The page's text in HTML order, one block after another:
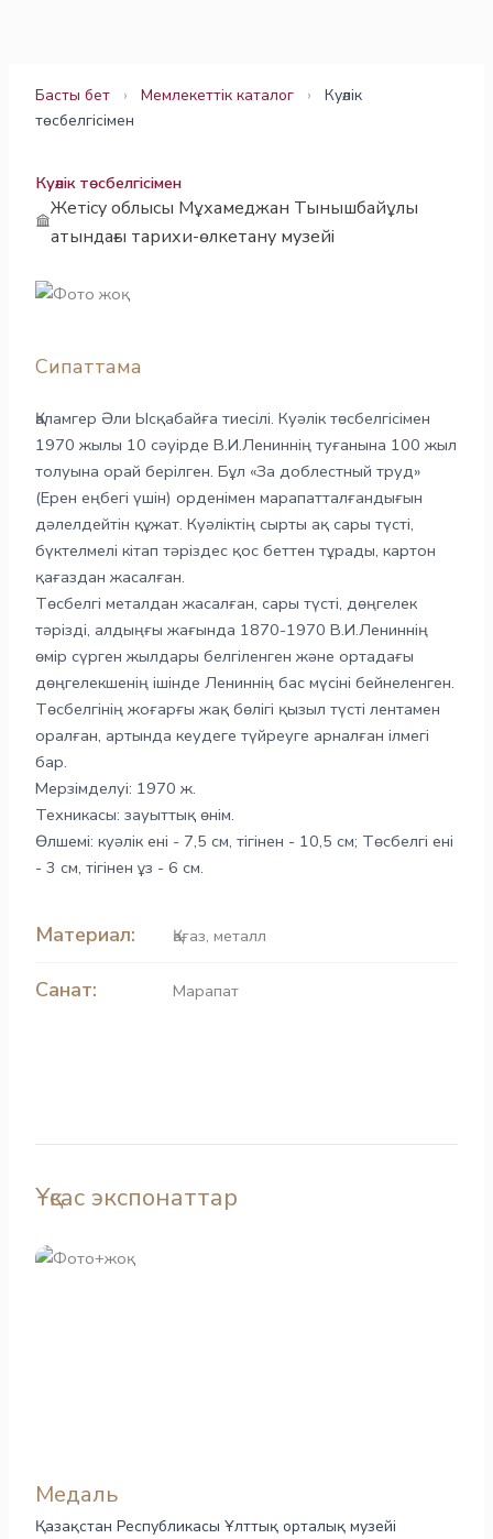
Басты бет › Мемлекеттік каталог ›
Куәлік
төсбелгісімен
Куәлік төсбелгісімен
Жетісу облысы Мұхамеджан Тынышбайұлы
атындағы тарихи-өлкетану музейі
Сипаттама
Қаламгер Әли Ысқабайға тиесілі. Куәлік төсбелгісімен
1970 жылы 10 сәуірде В.И.Лениннің туғанына 100 жыл
толуына орай берілген. Бұл «За доблестный труд»
(Ерен еңбегі үшін) орденімен марапатталғандығын
дәлелдейтін құжат. Куәліктің сырты ақ сары түсті,
бүктелмелі кітап тәріздес қос беттен тұрады, картон
қағаздан жасалған.
Төсбелгі металдан жасалған, сары түсті, дөңгелек
тәрізді, алдыңғы жағында 1870-1970 В.И.Лениннің
өмір сүрген жылдары белгіленген және ортадағы
дөңгелекшенің ішінде Лениннің бас мүсіні бейнеленген.
Төсбелгінің жоғарғы жақ бөлігі қызыл түсті лентамен
оралған, артында кеудеге түйреуге арналған ілмегі
бар.
Мерзімделуі: 1970 ж.
Техникасы: зауыттық өнім.
Өлшемі: куәлік ені - 7,5 см, тігінен - 10,5 см; Төсбелгі ені
- 3 см, тігінен ұз - 6 см.
Материал: Қағаз,металл
Санат: Марапат
Ұқсас экспонаттар
Медаль
Қазақстан Республикасы Ұлттық орталық музейі